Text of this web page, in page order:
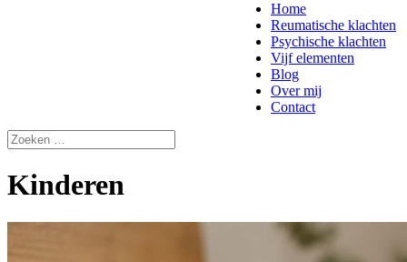
Home
Reumatische klachten
Psychische klachten
Vijf elementen
Blog
Over mij
Contact
Kinderen